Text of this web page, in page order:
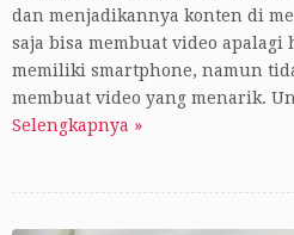
dan menjadikannya konten di
saja bisa membuat video apalagi
memiliki smartphone, namun
membuat video yang menarik.
Selengkapnya »